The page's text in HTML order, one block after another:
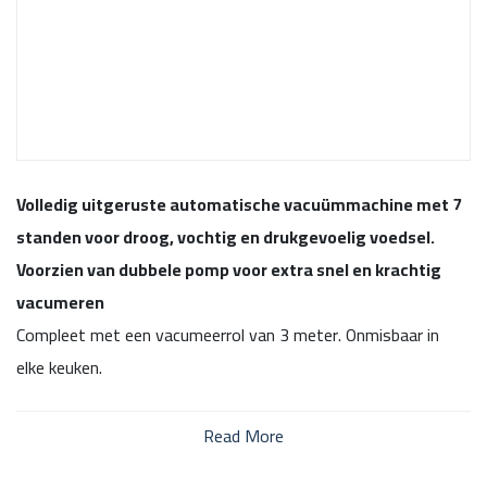
Volledig uitgeruste automatische vacuümmachine met 7
standen voor droog, vochtig en drukgevoelig voedsel.
Voorzien van dubbele pomp voor extra snel en krachtig
vacumeren
Compleet met een vacumeerrol van 3 meter. Onmisbaar in
elke keuken.
Read More